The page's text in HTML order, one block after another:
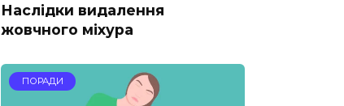
Наслідки видалення
жовчного міхура
ПОРАДИ